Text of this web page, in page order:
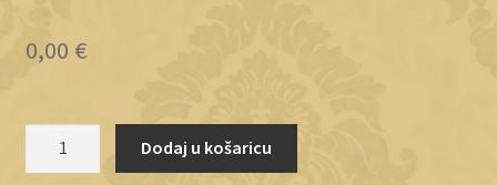
0,00 €
Dodaj u košaricu